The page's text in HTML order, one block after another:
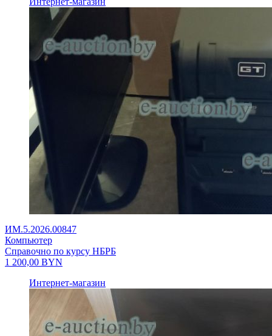
ИМ.5.2026.00847
Компьютер
Справочно по курсу НБРБ
1 200,00 BYN
Интернет-магазин